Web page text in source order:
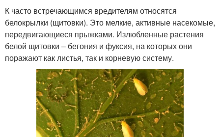
К часто встречающимся вредителям относятся
белокрылки (щитовки). Это мелкие, активные насекомые,
передвигающиеся прыжками. Излюбленные растения
белой щитовки – бегония и фуксия, на которых они
поражают как листья, так и корневую систему.